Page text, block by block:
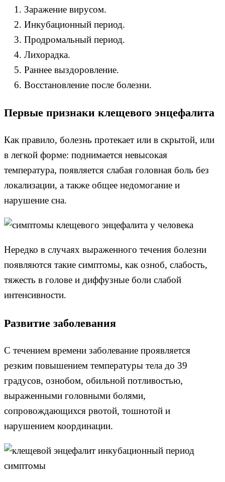
Заражение вирусом.
Инкубационный период.
Продромальный период.
Лихорадка.
Раннее выздоровление.
Восстановление после болезни.
Первые признаки клещевого энцефалита
Как правило, болезнь протекает или в скрытой, или
в легкой форме: поднимается невысокая
температура, появляется слабая головная боль без
локализации, а также общее недомогание и
нарушение сна.
Нередко в случаях выраженного течения болезни
появляются такие симптомы, как озноб, слабость,
тяжесть в голове и диффузные боли слабой
интенсивности.
Развитие заболевания
С течением времени заболевание проявляется
резким повышением температуры тела до 39
градусов, ознобом, обильной потливостью,
выраженными головными болями,
сопровождающихся рвотой, тошнотой и
нарушением координации.